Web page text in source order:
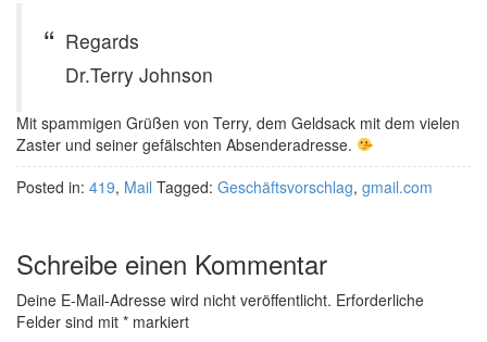
Regards
Dr.Terry Johnson
Mit spammigen Grüßen von Terry, dem Geldsack mit dem vielen
Zaster und seiner gefälschten Absenderadresse.
Posted in: 419, Mail Tagged: Geschäftsvorschlag, gmail.com
Schreibe einen Kommentar
Deine E-Mail-Adresse wird nicht veröffentlicht. Erforderliche
Felder sind mit * markiert